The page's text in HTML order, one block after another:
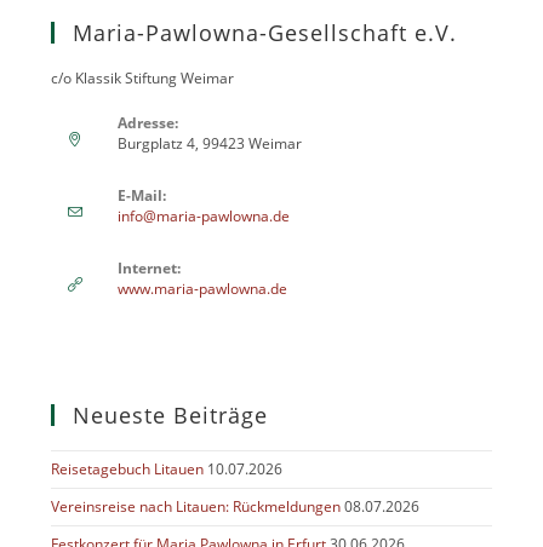
Maria-Pawlowna-Gesellschaft e.V.
c/o Klassik Stiftung Weimar
Adresse:
Burgplatz 4, 99423 Weimar
E-Mail:
info@maria-pawlowna.de
Internet:
www.maria-pawlowna.de
Neueste Beiträge
Reisetagebuch Litauen 10.07.2026
Vereinsreise nach Litauen: Rückmeldungen 08.07.2026